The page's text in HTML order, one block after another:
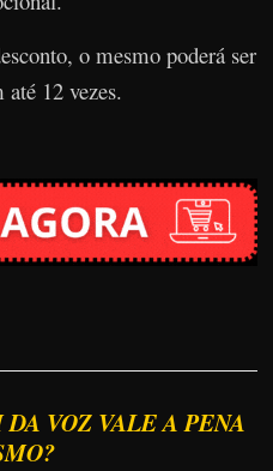
o mesmo poderá ser
até 12 vezes.
VOZ VALE A PENA